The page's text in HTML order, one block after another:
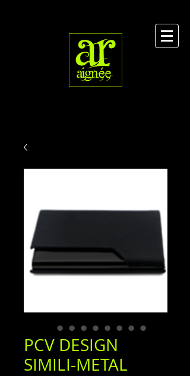
PCV DESIGN
SIMILI-METAL